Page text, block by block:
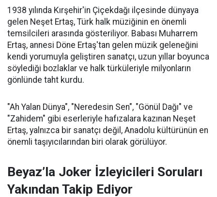
1938 yılında Kırşehir'in Çiçekdağı ilçesinde dünyaya
gelen Neşet Ertaş, Türk halk müziğinin en önemli
temsilcileri arasında gösteriliyor. Babası Muharrem
Ertaş, annesi Döne Ertaş'tan gelen müzik geleneğini
kendi yorumuyla geliştiren sanatçı, uzun yıllar boyunca
söylediği bozlaklar ve halk türküleriyle milyonların
gönlünde taht kurdu.
"Ah Yalan Dünya", "Neredesin Sen", "Gönül Dağı" ve
"Zahidem" gibi eserleriyle hafızalara kazınan Neşet
Ertaş, yalnızca bir sanatçı değil, Anadolu kültürünün en
önemli taşıyıcılarından biri olarak görülüyor.
Beyaz’la Joker İzleyicileri Soruları
Yakından Takip Ediyor